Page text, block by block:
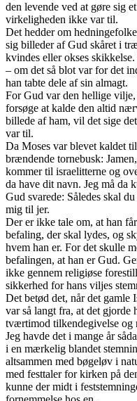
den levende ved at gøre sig
virkeligheden ikke var til.
Det hedder om
sig billeder af Gud skåret i
kvindes eller okses
– om det så blot var for det
han tabte dele af sin almagt.
For Gud var den hellige
forsøge at kalde den altid
billede af ham, vil det sige
var til.
Da Moses var blevet kaldet
brændende tornebusk:
kommer til israelitterne og
da have dit navn. Jeg må da
Gud svarede: Således skal
mig til jer.
Der er ikke tale om, at han
befaling, der skal lydes, og
hvem han er. For det skulle
befalingen, at han er Gud.
ikke gennem religiøse
sikkerhed for hans viljes
Det betød det, når det gamle
var så langt fra, at det gjorde
tværtimod tilkendegivelse
Jeg havde det i mange år
i en mærkelig blandet
altsammen med bøgeløv i
med festtaler for kirken på
kunne der midt i